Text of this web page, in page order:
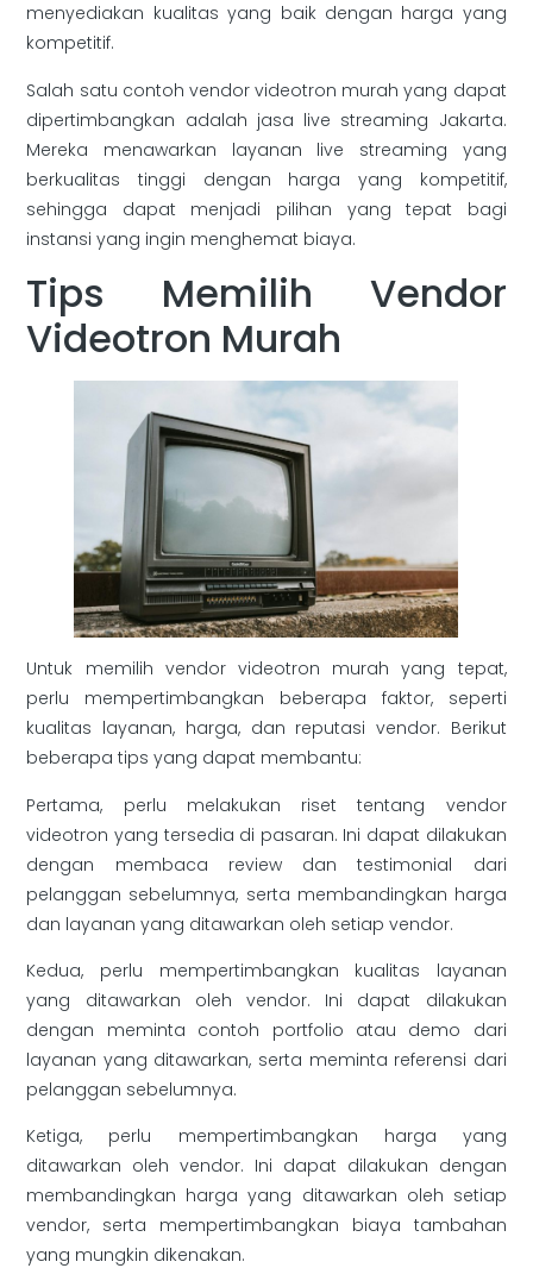
menyediakan kualitas yang baik dengan harga yang
kompetitif.
Salah satu contoh vendor videotron murah yang dapat
dipertimbangkan adalah jasa live streaming Jakarta.
Mereka menawarkan layanan live streaming yang
berkualitas tinggi dengan harga yang kompetitif,
sehingga dapat menjadi pilihan yang tepat bagi
instansi yang ingin menghemat biaya.
Tips Memilih Vendor
Videotron Murah
Untuk memilih vendor videotron murah yang tepat,
perlu mempertimbangkan beberapa faktor, seperti
kualitas layanan, harga, dan reputasi vendor. Berikut
beberapa tips yang dapat membantu:
Pertama, perlu melakukan riset tentang vendor
videotron yang tersedia di pasaran. Ini dapat dilakukan
dengan membaca review dan testimonial dari
pelanggan sebelumnya, serta membandingkan harga
dan layanan yang ditawarkan oleh setiap vendor.
Kedua, perlu mempertimbangkan kualitas layanan
yang ditawarkan oleh vendor. Ini dapat dilakukan
dengan meminta contoh portfolio atau demo dari
layanan yang ditawarkan, serta meminta referensi dari
pelanggan sebelumnya.
Ketiga, perlu mempertimbangkan harga yang
ditawarkan oleh vendor. Ini dapat dilakukan dengan
membandingkan harga yang ditawarkan oleh setiap
vendor, serta mempertimbangkan biaya tambahan
yang mungkin dikenakan.